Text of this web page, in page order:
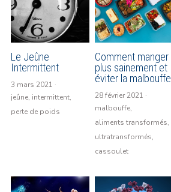
Le Blog
POWERED BY
Le Jeûne
Intermittent
3 mars 2021 ·
jeûne, intermittent,
perte de poids
Comment manger
plus sainement et
éviter la malbouffe
28 février 2021 ·
malbouffe,
aliments transformés,
ultratransformés,
cassoulet